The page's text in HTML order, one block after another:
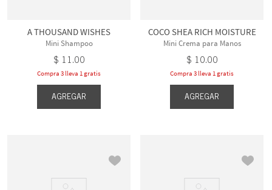
A THOUSAND WISHES
Mini Shampoo
$ 11 .00
Compra 3 lleva 1 gratis
AGREGAR
COCO SHEA RICH MOISTURE
Mini Crema para Manos
$ 10.00
Compra 3 lleva 1 gratis
AGREGAR